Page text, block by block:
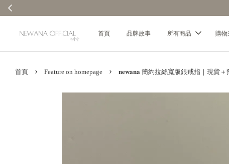
首頁 品牌故事 所有商品 購物
首頁 › Feature on homepage › 𝐧𝐞𝐰𝐚𝐧𝐚 簡約拉絲寬版銀戒指｜現貨＋